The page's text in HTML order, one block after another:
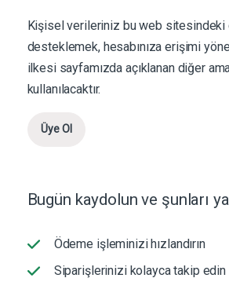
Kişisel verileriniz bu web sitesindeki
desteklemek, hesabınıza erişimi
ilkesisayfamızda açıklanan diğer
kullanılacaktır.
Üye Ol
Bugün kaydolun ve şunları
Ödeme işleminizi hızlandırın
Siparişlerinizi kolayca takip edin